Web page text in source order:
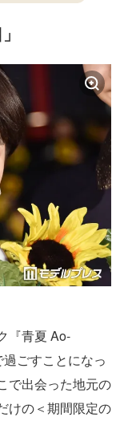
『青夏 Ao-
ごすことになっ
で出会った地元の
けの＜期間限定の